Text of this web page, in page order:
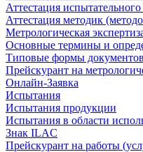
Аттестация
Аттестация методик
Метрологическая
Основные термины и
Типовые формы документов
Прейскурант на
Онлайн-Заявка
Испытания
Испытания продукции
Испытания в области
Знак ILAC
Прейскурант на работы